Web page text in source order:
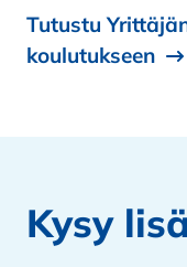
Tutustu
koulutukseen
Kysy